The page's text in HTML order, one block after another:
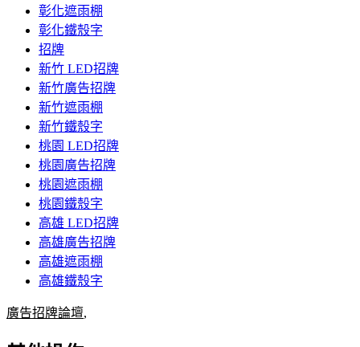
彰化遮雨棚
彰化鐵殼字
招牌
新竹 LED招牌
新竹廣告招牌
新竹遮雨棚
新竹鐵殼字
桃園 LED招牌
桃園廣告招牌
桃園遮雨棚
桃園鐵殼字
高雄 LED招牌
高雄廣告招牌
高雄遮雨棚
高雄鐵殼字
廣告招牌論壇,